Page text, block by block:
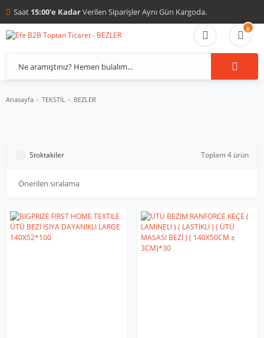
Saat 15:00'e KadarVerilen Siparişler Aynı Gün Kargoda.
0
Anasayfa TEKSTİL BEZLER
Stoktakiler Toplam 4 ürün